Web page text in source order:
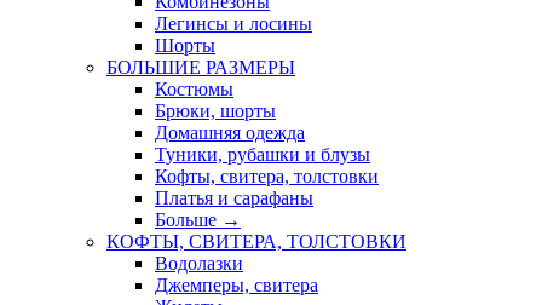
Легинсы и лосины
Шорты
БОЛЬШИЕ РАЗМЕРЫ
Костюмы
Брюки, шорты
Домашняя одежда
Туники, рубашки и блузы
Кофты, свитера, толстовки
Платья и сарафаны
Больше →
КОФТЫ, СВИТЕРА, ТОЛСТОВКИ
Водолазки
Джемперы, свитера